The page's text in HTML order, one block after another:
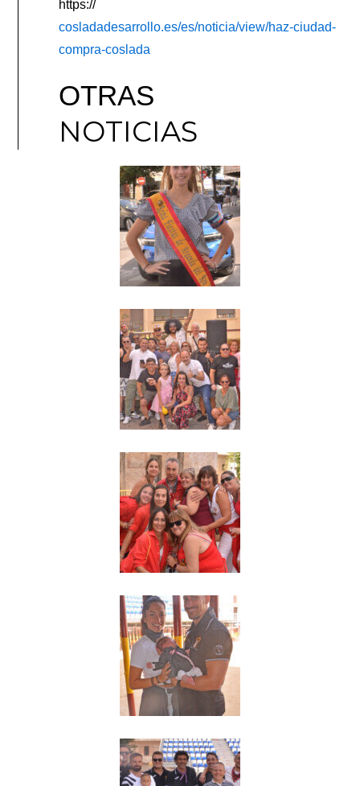
https://
cosladadesarrollo.es/es/noticia/view/haz-ciudad-
compra-coslada
OTRAS
NOTICIAS